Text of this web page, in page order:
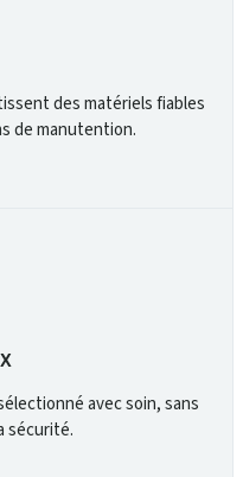
des matériels fiables
de manutention.
avec soin, sans
sécurité.